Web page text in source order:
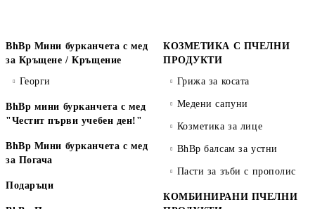
BhBp Мини бурканчета с мед
за Кръщене / Кръщение
Георги
BhBp мини бурканчета с мед
"Честит първи учебен ден!"
BhBp Мини бурканчета с мед
за Погача
Подаръци
КОЗМЕТИКА С ПЧЕЛНИ
ПРОДУКТИ
Грижа за косата
Медени сапуни
Козметика за лице
BhBp балсам за устни
Пасти за зъби с прополис
КОМБИНИРАНИ ПЧЕЛНИ